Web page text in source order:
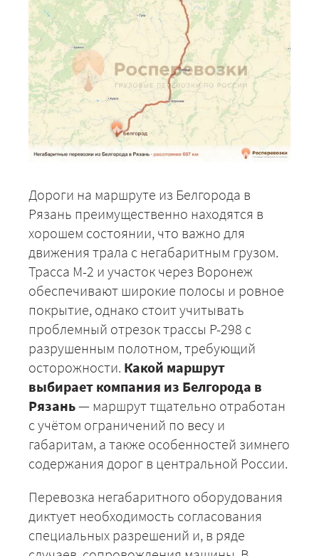
Дороги на маршруте из Белгорода в
Рязань преимущественно находятся в
хорошем состоянии, что важно для
движения трала с негабаритным грузом.
Трасса М-2 и участок через Воронеж
обеспечивают широкие полосы и ровное
покрытие, однако стоит учитывать
проблемный отрезок трассы Р-298 с
разрушенным полотном, требующий
осторожности. Какой маршрут
выбирает компания из Белгорода в
Рязань— маршрут тщательно отработан
с учётом ограничений по весу и
габаритам, а также особенностей зимнего
содержания дорог в центральной России.
Перевозка негабаритного оборудования
диктует необходимость согласования
специальных разрешений и, в ряде